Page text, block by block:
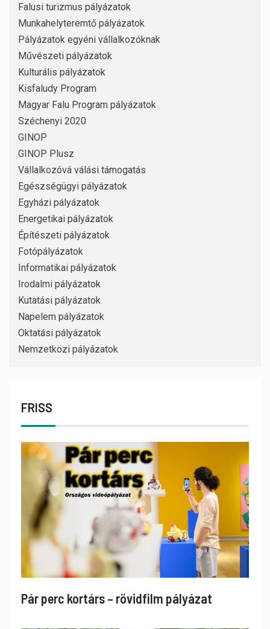
Falusi turizmus pályázatok
Munkahelyteremtő pályázatok
Pályázatok egyéni vállalkozóknak
Művészeti pályázatok
Kulturális pályázatok
Kisfaludy Program
Magyar Falu Program pályázatok
Széchenyi 2020
GINOP
GINOP Plusz
Vállalkozóvá válási támogatás
Egészségügyi pályázatok
Egyházi pályázatok
Energetikai pályázatok
Építészeti pályázatok
Fotópályázatok
Informatikai pályázatok
Irodalmi pályázatok
Kutatási pályázatok
Napelem pályázatok
Oktatási pályázatok
Nemzetközi pályázatok
FRISS
Pár perc kortárs – rövidfilm pályázat